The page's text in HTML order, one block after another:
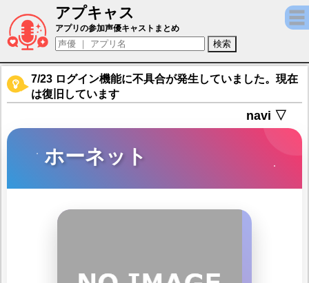
アプキャス
ホーネット（声優：山本希望)【アズールレ
アプリの参加声優キャストまとめ
7/23 ログイン機能に不具合が発生していました。現在
は復旧しています
navi ▽
ホーネット